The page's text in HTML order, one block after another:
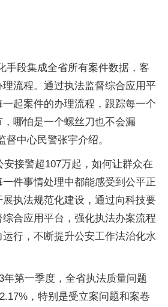
手段集成全省所有案件数据，客
流程。通过执法监督综合应用平
起案件的办理流程，跟踪每一个
哪怕是一个螺丝刀也不会漏
督中心民警张宇介绍。
安接警超107万起，如何让群众在
件事情处理中都能感受到公平正
展执法规范化建设，通过向科技要
合应用平台，强化执法办案流程
行，不断提升公安工作法治化水
年第一季度，全省执法质量问题
，特别是受立案问题和案卷